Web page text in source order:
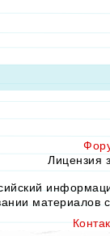
Лицензия
материалов